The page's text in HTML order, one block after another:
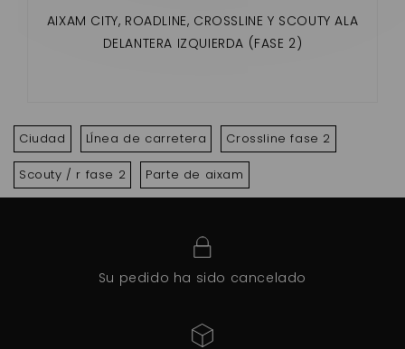
AIXAM CITY, ROADLINE, CROSSLINE Y SCOUTY ALA
DELANTERA IZQUIERDA (FASE 2)
Ciudad LÍnea de carretera Crossline fase 2
Scouty / r fase 2 Parte de aixam
Su pedido ha sido cancelado